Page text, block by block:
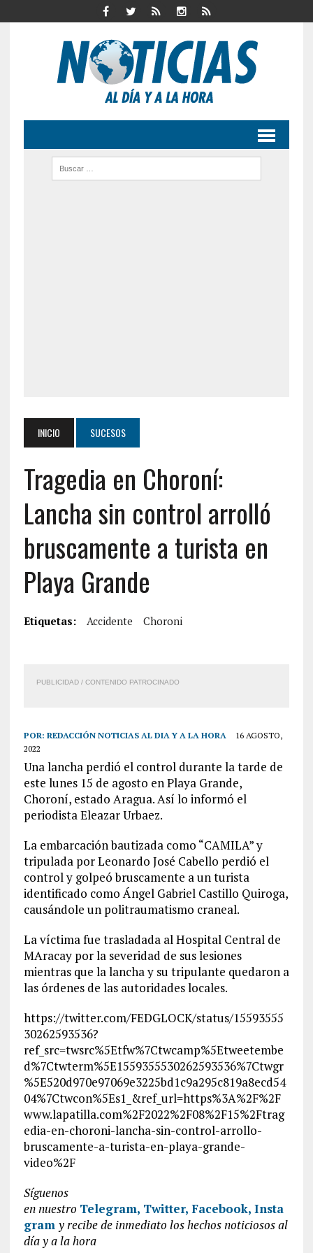
INICIO SUCESOS
Tragedia en Choroní:
Lancha sin control arrolló
bruscamente a turista en
Playa Grande
Etiquetas: Accidente Choroni
PUBLICIDAD / CONTENIDO PATROCINADO
POR: REDACCIÓN NOTICIAS AL DIA Y A LA HORA
16 AGOSTO,
2022
Una lancha perdió el control durante la tarde de
este lunes 15 de agosto en Playa Grande,
Choroní, estado Aragua. Así lo informó el
periodista Eleazar Urbaez.
La embarcación bautizada como “CAMILA” y
tripulada por Leonardo José Cabello perdió el
control y golpeó bruscamente a un turista
identificado como Ángel Gabriel Castillo Quiroga,
causándole un politraumatismo craneal.
La víctima fue trasladada al Hospital Central de
MAracay por la severidad de sus lesiones
mientras que la lancha y su tripulante quedaron a
las órdenes de las autoridades locales.
https://twitter.com/FEDGLOCK/status/15593555
30262593536?
ref_src=twsrc%5Etfw%7Ctwcamp%5Etweetembe
d%7Ctwterm%5E1559355530262593536%7Ctwgr
%5E520d970e97069e3225bd1c9a295c819a8ecd54
04%7Ctwcon%5Es1_&ref_url=https%3A%2F%2F
www.lapatilla.com%2F2022%2F08%2F15%2Ftrag
edia-en-choroni-lancha-sin-control-arrollo-
bruscamente-a-turista-en-playa-grande-
video%2F
Síguenos
ennuestro Telegram, Twitter, Facebook, Insta
gram y recibe de inmediato los hechos noticiosos al
día y a la hora